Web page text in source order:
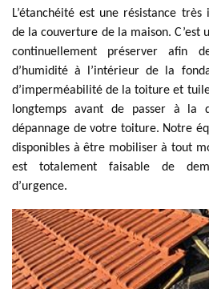
L’étanchéité est une résistance
de la couverture de la maison. C’est
continuellement préserver afin
d’humidité à l’intérieur de la
d’imperméabilité de la toiture et
longtemps avant de passer à la
dépannage de votre toiture. Notre
disponibles à être mobiliser à tout
est totalement faisable de
d’urgence.